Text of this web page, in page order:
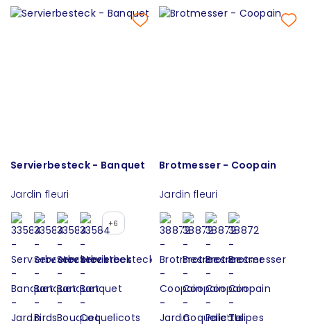
Servierbesteck - Banquet
Jardin fleuri
+6
Brotmesser - Coopain
Jardin fleuri